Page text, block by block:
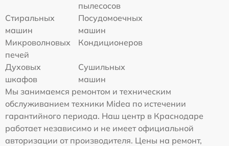
пылесосов
Стиральных
машин
Посудомоечных
машин
Микроволновых
печей
Кондиционеров
Духовых
шкафов
Сушильных
машин
Мы занимаемся ремонтом и техническим
обслуживанием техники Midea по истечении
гарантийного периода. Наш центр в Краснодаре
работает независимо и не имеет официальной
авторизации от производителя. Цены на ремонт,